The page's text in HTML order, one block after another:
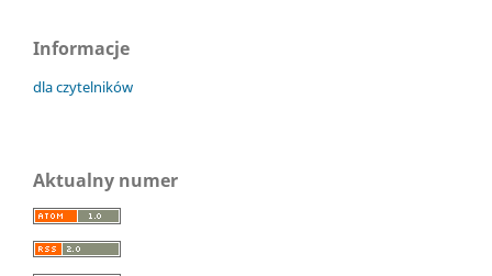
Informacje
dla czytelników
Aktualny numer